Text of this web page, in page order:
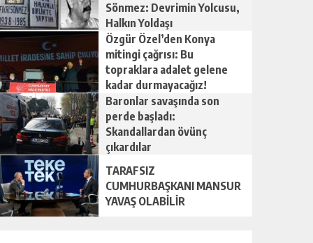
Sönmez: Devrimin Yolcusu,
Halkın Yoldaşı
Özgür Özel’den Konya
mitingi çağrısı: Bu
topraklara adalet gelene
kadar durmayacağız!
Baronlar savaşında son
perde başladı:
Skandallardan övünç
çıkardılar
TARAFSIZ
CUMHURBAŞKANI MANSUR
YAVAŞ OLABİLİR